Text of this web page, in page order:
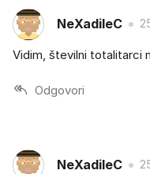
NeXadileC
Vidim, številni totalitarci
Odgovori
NeXadileC